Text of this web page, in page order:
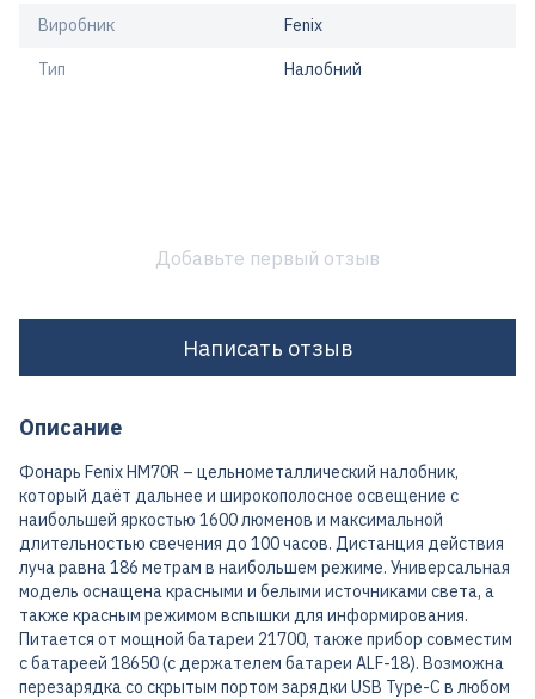
Виробник Fenix
Тип Налобний
Добавьте первый отзыв
Написать отзыв
Описание
Фонарь Fenix HM70R – цельнометаллический налобник,
который даёт дальнее и широкополосное освещение с
наибольшей яркостью 1600 люменов и максимальной
длительностью свечения до 100 часов. Дистанция действия
луча равна 186 метрам в наибольшем режиме. Универсальная
модель оснащена красными и белыми источниками света, а
также красным режимом вспышки для информирования.
Питается от мощной батареи 21700, также прибор совместим
с батареей 18650 (с держателем батареи ALF-18). Возможна
перезарядка со скрытым портом зарядки USB Type-C в любом